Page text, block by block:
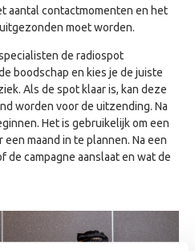
aantal contactmomenten en het
moet worden.
de radiospot
boodschap en kies je de juiste
Als de spot klaar is, kan deze
worden voor de uitzending. Na
Het is gebruikelijk om een
maand in te plannen. Na een
de campagne aanslaat en wat de